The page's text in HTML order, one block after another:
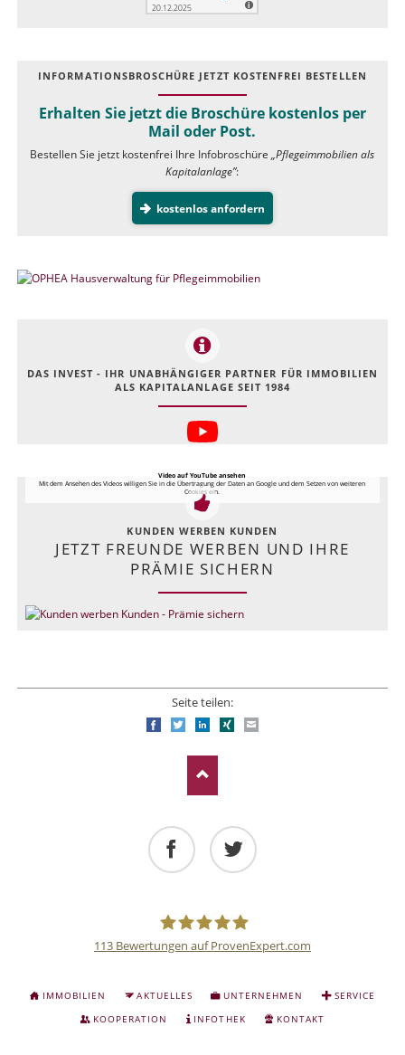
INFOR­MATIONS­BROSCHÜRE JETZT KOSTEN­FREI BESTELLEN
Erhalten Sie jetzt die Broschüre kostenlos per
Mail oder Post.
Bestellen Sie jetzt kostenfrei Ihre Infobroschüre„Pflegeimmobilien als
Kapitalanlage”:
kostenlos anfordern
DAS INVEST - IHR UNABHÄNGIGER PARTNER FÜR IMMOBILIEN
ALS KAPITALANLAGE SEIT 1984
Video auf YouTube ansehen
Mit dem Ansehen des Videos willigen Sie in die Übertragung der Daten an Google und dem Setzen von weiteren
Cookies ein.
KUNDEN WERBEN KUNDEN
JETZT FREUNDE WERBEN UND IHRE
PRÄMIE SICHERN
Seite teilen:
FacebookTwitterLinkedIn
Xing
Anlage
113 Bewertungen auf ProvenExpert.com
NAVIGATION
ÜBERSPRINGEN
IMMOBILIEN AKTUELLES UNTERNEHMEN
SERVICE
KOOPERATION
INFOTHEK KONTAKT